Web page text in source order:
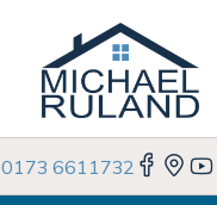
0173 6611732